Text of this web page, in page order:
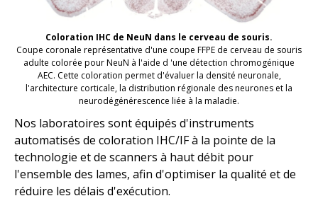
Coloration IHC de NeuN dans le cerveau de souris.
Coupe coronale représentative d'une coupe FFPE de cerveau de souris
adulte colorée pourNeuN à l'aide d 'une détection chromogénique
AEC. Cette coloration permet d'évaluer la densité neuronale,
l'architecture corticale, la distribution régionale des neurones et la
neurodégénérescence liée à la maladie.
Nos laboratoires sont équipés d'instruments
automatisés de coloration IHC/IF à la pointe de la
technologie et de scanners à haut débit pour
l'ensemble des lames, afin d'optimiser la qualité et de
réduire les délais d'exécution.